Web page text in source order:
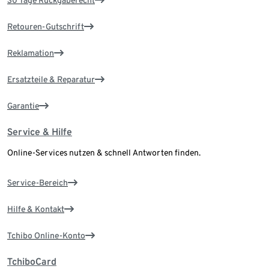
Retouren-Gutschrift
Reklamation
Ersatzteile & Reparatur
Garantie
Service & Hilfe
Online-Services nutzen & schnell Antworten finden.
Service-Bereich
Hilfe & Kontakt
Tchibo Online-Konto
TchiboCard